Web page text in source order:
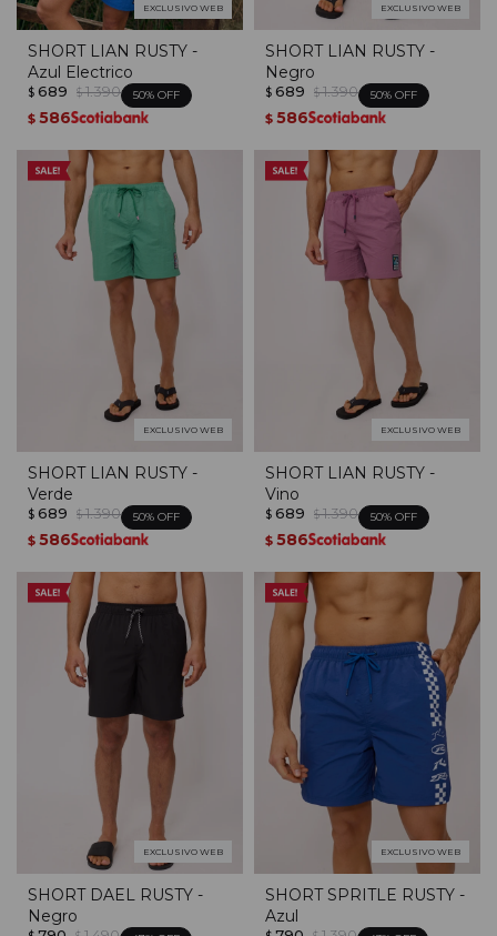
EXCLUSIVO WEB
SHORT LIAN RUSTY -
Azul Electrico
$ 689 $ 1.390 50
$ 586
EXCLUSIVO WEB
SHORT LIAN RUSTY -
Negro
$ 689 $ 1.390 50
$ 586
EXCLUSIVO WEB
SHORT LIAN RUSTY -
Verde
$ 689 $ 1.390 50
$ 586
EXCLUSIVO WEB
SHORT LIAN RUSTY -
Vino
$ 689 $ 1.390 50
$ 586
EXCLUSIVO WEB
SHORT DAEL RUSTY -
Negro
EXCLUSIVO WEB
SHORT SPRITLE RUSTY -
Azul